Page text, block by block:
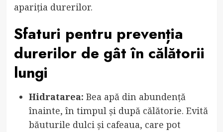
apariția durerilor.
Sfaturi pentru prevenția
durerilor de gât în călătorii
lungi
Hidratarea: Bea apă din abundență
înainte, în timpul și după călătorie. Evită
băuturile dulci și cafeaua, care pot